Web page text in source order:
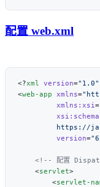
配置 web.xml
<?xml version="1.0"
<web-app xmlns=
         xmlns:xsi
=
         version
=
    <
servlet
        <
servlet-